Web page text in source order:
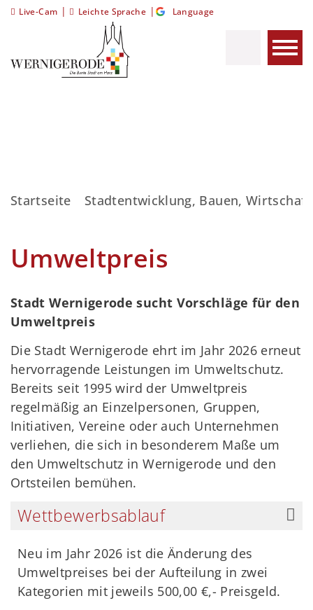
Live-Cam | Leichte Sprache | Language
Startseite Stadtentwicklung, Bauen, Wirtschaft
Umweltpreis
Stadt Wernigerode sucht Vorschläge für den
Umweltpreis
Die Stadt Wernigerode ehrt im Jahr 2026 erneut
hervorragende Leistungen im Umweltschutz.
Bereits seit 1995 wird der Umweltpreis
regelmäßig an Einzelpersonen, Gruppen,
Initiativen, Vereine oder auch Unternehmen
verliehen, die sich in besonderem Maße um
den Umweltschutz in Wernigerode und den
Ortsteilen bemühen.
Wettbewerbsablauf
Neu im Jahr 2026 ist die Änderung des
Umweltpreises bei der Aufteilung in zwei
Kategorien mit jeweils 500,00 €,- Preisgeld.